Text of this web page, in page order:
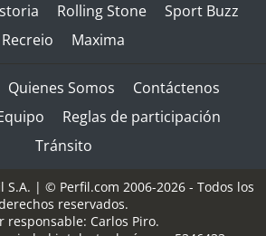
Rolling Stone
Sport Buzz
Recreio
Maxima
Quienes Somos
Contáctenos
Reglas de participación
Tránsito
S.A. | © Perfil.com 2006-2026 - Todos los
reservados.
responsable: Carlos Piro.